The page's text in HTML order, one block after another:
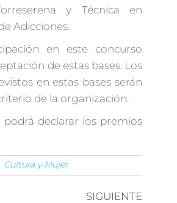
y Técnica en
Adicciones.
en este concurso
de estas bases. Los
en estas bases serán
de la organización.
podrá declarar los premios
Cultura y Mujer
SIGUIENTE